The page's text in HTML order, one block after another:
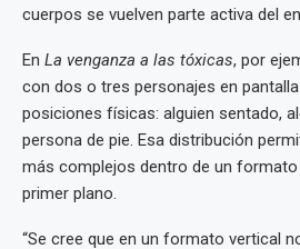
cuerpos se vuelven parte activa del
En La venganza a las tóxicas, por
con dos o tres personajes en
posiciones físicas: alguien sentado,
persona de pie. Esa distribución
más complejos dentro de un formato
primer plano.
“Se cree que en un formato vertical